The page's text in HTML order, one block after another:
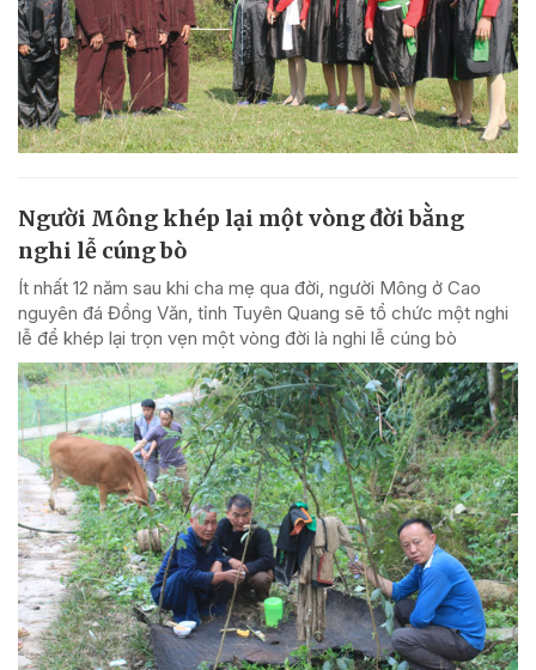
Người Mông khép lại một vòng đời bằng
nghi lễ cúng bò
Ít nhất 12 năm sau khi cha mẹ qua đời, người Mông ở Cao
nguyên đá Đồng Văn, tỉnh Tuyên Quang sẽ tổ chức một nghi
lễ để khép lại trọn vẹn một vòng đời là nghi lễ cúng bò